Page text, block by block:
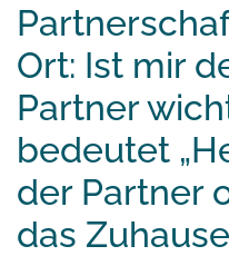
Ort: Ist mir
Partner
bedeutet
der Partner
das